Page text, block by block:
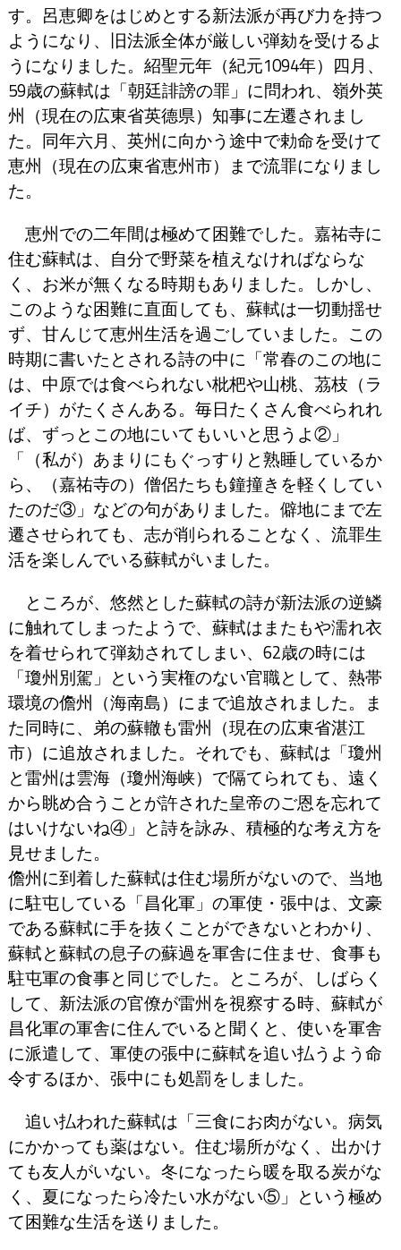
す。呂恵卿をはじめとする新法派が再び力を持つ
ようになり、旧法派全体が厳しい弾劾を受けるよ
うになりました。紹聖元年（紀元1094年）四月、
59歳の蘇軾は「朝廷誹謗の罪」に問われ、嶺外英
州（現在の広東省英德県）知事に左遷されまし
た。同年六月、英州に向かう途中で勅命を受けて
恵州（現在の広東省恵州市）まで流罪になりまし
た。
恵州での二年間は極めて困難でした。嘉祐寺に
住む蘇軾は、自分で野菜を植えなければならな
く、お米が無くなる時期もありました。しかし、
このような困難に直面しても、蘇軾は一切動揺せ
ず、甘んじて恵州生活を過ごしていました。この
時期に書いたとされる詩の中に「常春のこの地に
は、中原では食べられない枇杷や山桃、茘枝（ラ
イチ）がたくさんある。毎日たくさん食べられれ
ば、ずっとこの地にいてもいいと思うよ②」
「（私が）あまりにもぐっすりと熟睡しているか
ら、（嘉祐寺の）僧侶たちも鐘撞きを軽くしてい
たのだ③」などの句がありました。僻地にまで左
遷させられても、志が削られることなく、流罪生
活を楽しんでいる蘇軾がいました。
ところが、悠然とした蘇軾の詩が新法派の逆鱗
に触れてしまったようで、蘇軾はまたもや濡れ衣
を着せられて弾劾されてしまい、62歳の時には
「瓊州別駕」という実権のない官職として、熱帯
環境の儋州（海南島）にまで追放されました。ま
た同時に、弟の蘇轍も雷州（現在の広東省湛江
市）に追放されました。それでも、蘇軾は「瓊州
と雷州は雲海（瓊州海峡）で隔てられても、遠く
から眺め合うことが許された皇帝のご恩を忘れて
はいけないね④」と詩を詠み、積極的な考え方を
見せました。
儋州に到着した蘇軾は住む場所がないので、当地
に駐屯している「昌化軍」の軍使・張中は、文豪
である蘇軾に手を抜くことができないとわかり、
蘇軾と蘇軾の息子の蘇過を軍舎に住ませ、食事も
駐屯軍の食事と同じでした。ところが、しばらく
して、新法派の官僚が雷州を視察する時、蘇軾が
昌化軍の軍舎に住んでいると聞くと、使いを軍舎
に派遣して、軍使の張中に蘇軾を追い払うよう命
令するほか、張中にも処罰をしました。
追い払われた蘇軾は「三食にお肉がない。病気
にかかっても薬はない。住む場所がなく、出かけ
ても友人がいない。冬になったら暖を取る炭がな
く、夏になったら冷たい水がない⑤」という極め
て困難な生活を送りました。